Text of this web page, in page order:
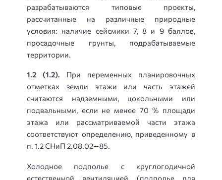
разрабатываются типовые проекты,
рассчитанные на различные природные
условия: наличие сейсмики 7, 8 и 9 баллов,
просадочные грунты, подрабатываемые
территории.
1.2 (1.2). При переменных планировочных
отметках земли этажи или часть этажей
считаются надземными, цокольными или
подвальными, если не менее 70 % площади
этажа или рассматриваемой части этажа
соответствуют определению, приведенному в
п. 1.2 СНиП 2.08.02—85.
Холодное подполье с круглогодичной
естественной вентиляцией (подполье для